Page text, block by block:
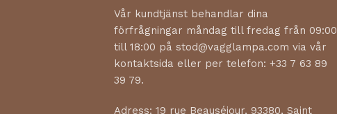
Vår kundtjänst behandlar dina
förfrågningar måndag till fredag från 09:00
till 18:00 på stod@vagglampa.com via vår
kontaktsida eller per telefon: +33 7 63 89
39 79.
Adress: 19 rue Beauséjour, 93380, Saint